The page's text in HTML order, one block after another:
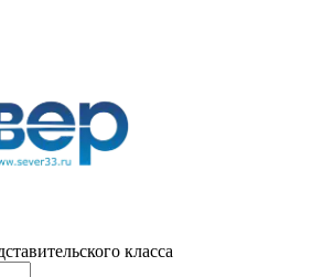
класса